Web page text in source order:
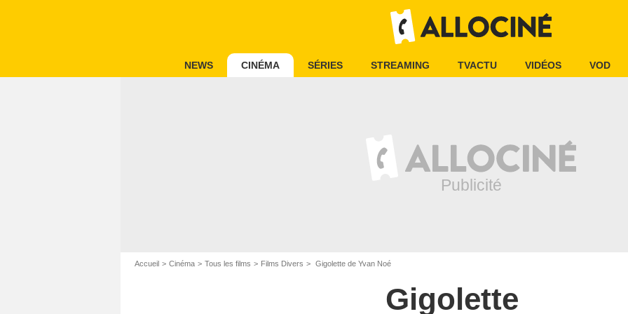
NEWS CINÉMA SÉRIES STREAMING TVACTU VIDÉOS VOD
Accueil Cinéma Tous les films Films Divers Gigolette de Yvan Noé
Gigolette